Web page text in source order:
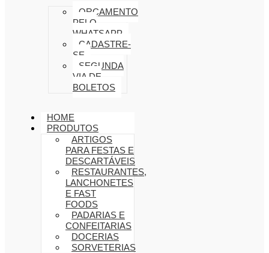
ORÇAMENTO
PELO
WHATSAPP
CADASTRE-
SE
SEGUNDA
VIA DE
BOLETOS
HOME
PRODUTOS
ARTIGOS
PARA FESTAS E
DESCARTÁVEIS
RESTAURANTES,
LANCHONETES
E FAST
FOODS
PADARIAS E
CONFEITARIAS
DOCERIAS
SORVETERIAS